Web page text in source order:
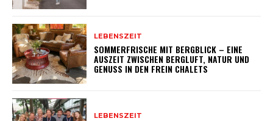
LEBENSZEIT
SOMMERFRISCHE MIT BERGBLICK – EINE
AUSZEIT ZWISCHEN BERGLUFT, NATUR UND
GENUSS IN DEN FREIN CHALETS
LEBENSZEIT